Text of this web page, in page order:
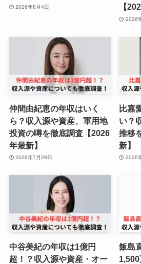
2026年8月4日
【
2026
仲間由紀恵の年収はいく
ら？収入源や資産、軍用地
投資の噂を徹底調査【2026
年最新】
2026年7月29日
比嘉
い？
推移
新】
2026
中谷美紀の年収は1億円
超！？収入源や資産・オー
飯島